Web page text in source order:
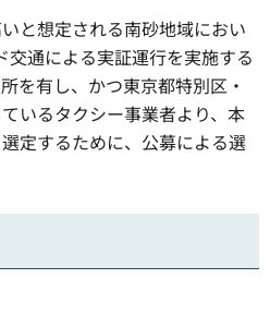
と想定される南砂地域におい
交通による実証運行を実施する
を有し、かつ東京都特別区・
いるタクシー事業者より、本
定するために、公募による選